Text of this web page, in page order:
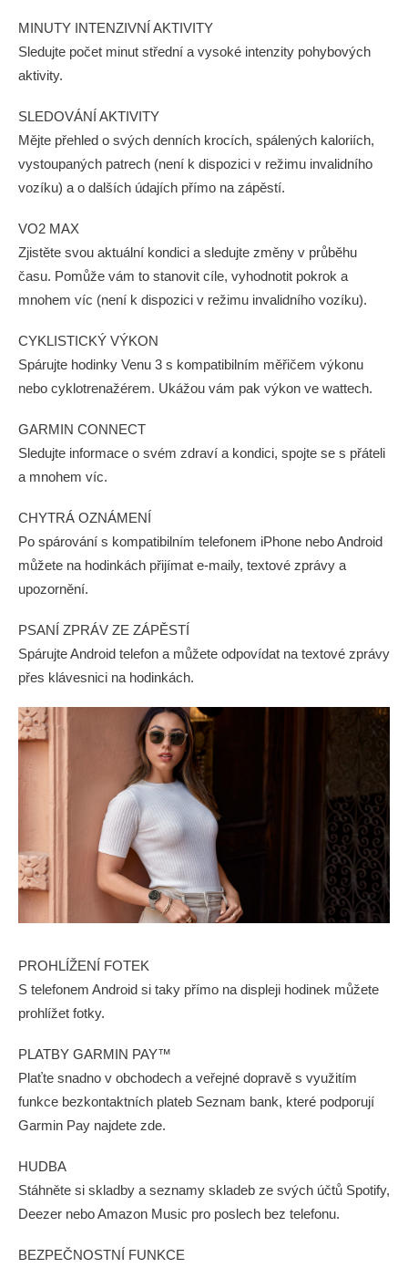
MINUTY INTENZIVNÍ AKTIVITY
Sledujte počet minut střední a vysoké intenzity pohybových
aktivity.
SLEDOVÁNÍ AKTIVITY
Mějte přehled o svých denních krocích, spálených kaloriích,
vystoupaných patrech (není k dispozici v režimu invalidního
vozíku) a o dalších údajích přímo na zápěstí.
VO2 MAX
Zjistěte svou aktuální kondici a sledujte změny v průběhu
času. Pomůže vám to stanovit cíle, vyhodnotit pokrok a
mnohem víc (není k dispozici v režimu invalidního vozíku).
CYKLISTICKÝ VÝKON
Spárujte hodinky Venu 3 s kompatibilním měřičem výkonu
nebo cyklotrenažérem. Ukážou vám pak výkon ve wattech.
GARMIN CONNECT
Sledujte informace o svém zdraví a kondici, spojte se s přáteli
a mnohem víc.
CHYTRÁ OZNÁMENÍ
Po spárování s kompatibilním telefonem iPhone nebo Android
můžete na hodinkách přijímat e-maily, textové zprávy a
upozornění.
PSANÍ ZPRÁV ZE ZÁPĚSTÍ
Spárujte Android telefon a můžete odpovídat na textové zprávy
přes klávesnici na hodinkách.
PROHLÍŽENÍ FOTEK
S telefonem Android si taky přímo na displeji hodinek můžete
prohlížet fotky.
PLATBY GARMIN PAY™
Plaťte snadno v obchodech a veřejné dopravě s využitím
funkce bezkontaktních plateb Seznam bank, které podporují
Garmin Pay najdete zde.
HUDBA
Stáhněte si skladby a seznamy skladeb ze svých účtů Spotify,
Deezer nebo Amazon Music pro poslech bez telefonu.
BEZPEČNOSTNÍ FUNKCE